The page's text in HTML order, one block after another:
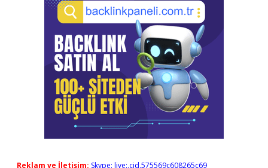
Reklam ve İletişim: Skype: live:.cid.575569c608265c69